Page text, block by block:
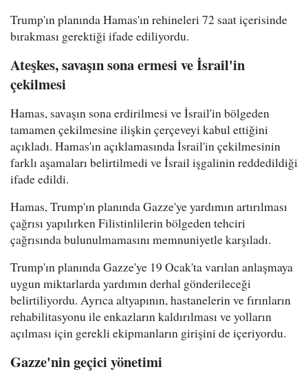
Trump'ın planında Hamas'ın rehineleri 72 saat içerisinde
bırakması gerektiği ifade ediliyordu.
Ateşkes, savaşın sona ermesi ve İsrail'in
çekilmesi
Hamas, savaşın sona erdirilmesi ve İsrail'in bölgeden
tamamen çekilmesine ilişkin çerçeveyi kabul ettiğini
açıkladı. Hamas'ın açıklamasında İsrail'in çekilmesinin
farklı aşamaları belirtilmedi ve İsrail işgalinin reddedildiği
ifade edildi.
Hamas, Trump'ın planında Gazze'ye yardımın artırılması
çağrısı yapılırken Filistinlilerin bölgeden tehciri
çağrısında bulunulmamasını memnuniyetle karşıladı.
Trump'ın planında Gazze'ye 19 Ocak'ta varılan anlaşmaya
uygun miktarlarda yardımın derhal gönderileceği
belirtiliyordu. Ayrıca altyapının, hastanelerin ve fırınların
rehabilitasyonu ile enkazların kaldırılması ve yolların
açılması için gerekli ekipmanların girişini de içeriyordu.
Gazze'nin geçici yönetimi